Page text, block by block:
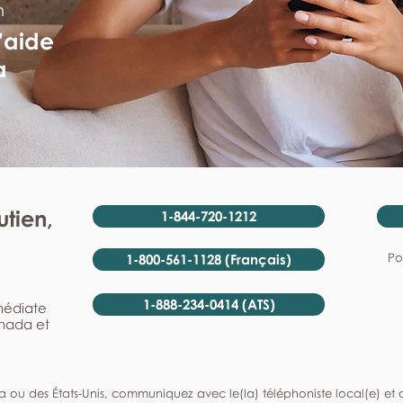
et
1-844-720-1212
1-800-561-1128 (Français)
1-888-234-0414 (ATS)
ou des États-Unis, communiquez avec le(la) téléphoniste local(e) et